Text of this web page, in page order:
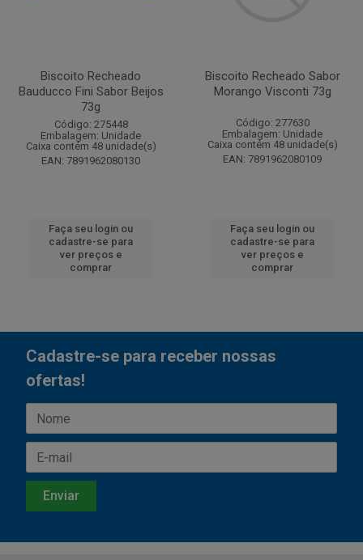
Biscoito Recheado
Bauducco Fini Sabor Beijos
73g
Código: 275448
Embalagem: Unidade
Caixa contém 48 unidade(s)
EAN: 7891962080130
Faça seu login ou
cadastre-se para
ver preços e
comprar
Biscoito Recheado Sabor
Morango Visconti 73g
Código: 277630
Embalagem: Unidade
Caixa contém 48 unidade(s)
EAN: 7891962080109
Faça seu login ou
cadastre-se para
ver preços e
comprar
Cadastre-se para receber nossas
ofertas!